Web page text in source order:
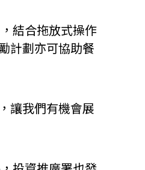
結合拖放式操作
計劃亦可協助餐
讓我們有機會展